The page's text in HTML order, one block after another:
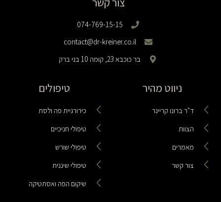
074-769-15-15
contact@dr-kreiner.co.il
בר כוכבא 23, קומה 10 בני ברק
ניווט מהיר
ד"ר ברונו קריינר
הצוות
מאמרים
צור קשר
טיפולים
כירורגיית פה ולסת
טיפולי חניכיים
טיפולי שורש
טיפולי שיננית
שיקום הפה ואסתטיקה